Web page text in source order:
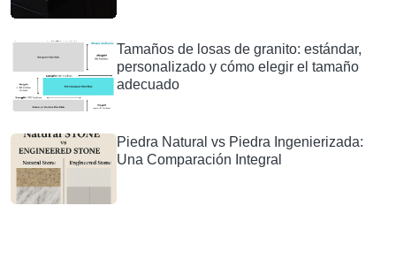
Tamaños de losas de granito: estándar,
personalizado y cómo elegir el tamaño
adecuado
Piedra Natural vs Piedra Ingenierizada:
Una Comparación Integral